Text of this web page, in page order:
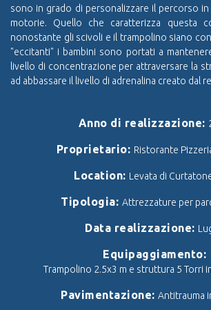
sono in grado di personalizzare il percorso
motorie. Quello che caratterizza questa
nonostante gli scivoli e il trampolino siano
"eccitanti" i bambini sono portati a
livello di concentrazione per attraversare la
ad abbassare il livello di adrenalina creato dal
Anno di realizzazione:
Proprietario: Ristorante
Location: Levata di
Tipologia: Attrezzature per
Data realizzazione:
Equipaggiamento:
Trampolino 2.5x3 m e struttura 5 Torri
Pavimentazione: Antitrauma